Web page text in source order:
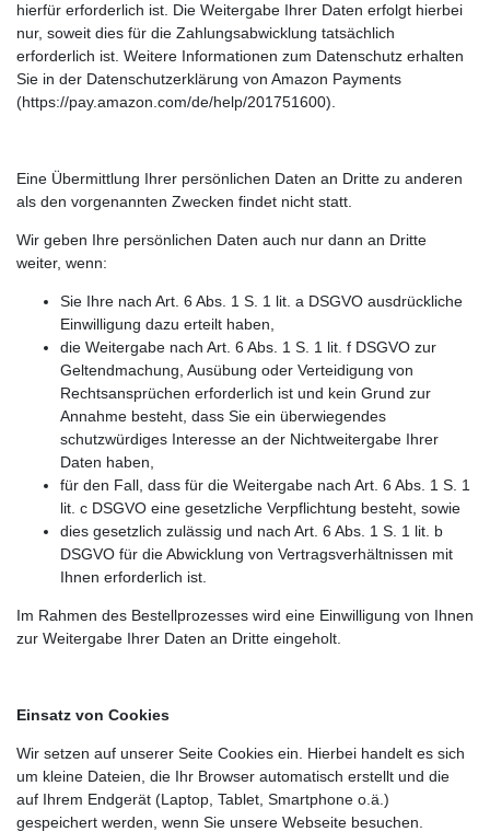
hierfür erforderlich ist. Die Weitergabe Ihrer Daten erfolgt hierbei
nur, soweit dies für die Zahlungsabwicklung tatsächlich
erforderlich ist. Weitere Informationen zum Datenschutz erhalten
Sie in der Datenschutzerklärung von Amazon Payments
(https://pay.amazon.com/de/help/201751600).
Eine Übermittlung Ihrer persönlichen Daten an Dritte zu anderen
als den vorgenannten Zwecken findet nicht statt.
Wir geben Ihre persönlichen Daten auch nur dann an Dritte
weiter, wenn:
Sie Ihre nach Art. 6 Abs. 1 S. 1 lit. a DSGVO ausdrückliche
Einwilligung dazu erteilt haben,
die Weitergabe nach Art. 6 Abs. 1 S. 1 lit. f DSGVO zur
Geltendmachung, Ausübung oder Verteidigung von
Rechtsansprüchen erforderlich ist und kein Grund zur
Annahme besteht, dass Sie ein überwiegendes
schutzwürdiges Interesse an der Nichtweitergabe Ihrer
Daten haben,
für den Fall, dass für die Weitergabe nach Art. 6 Abs. 1 S. 1
lit. c DSGVO eine gesetzliche Verpflichtung besteht, sowie
dies gesetzlich zulässig und nach Art. 6 Abs. 1 S. 1 lit. b
DSGVO für die Abwicklung von Vertragsverhältnissen mit
Ihnen erforderlich ist.
Im Rahmen des Bestellprozesses wird eine Einwilligung von Ihnen
zur Weitergabe Ihrer Daten an Dritte eingeholt.
Einsatz von Cookies
Wir setzen auf unserer Seite Cookies ein. Hierbei handelt es sich
um kleine Dateien, die Ihr Browser automatisch erstellt und die
auf Ihrem Endgerät (Laptop, Tablet, Smartphone o.ä.)
gespeichert werden, wenn Sie unsere Webseite besuchen.